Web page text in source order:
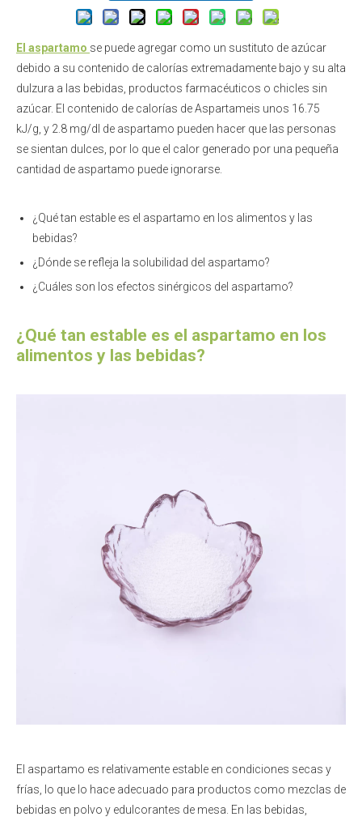
El aspartamo se puede agregar como un sustituto de azúcar
debido a su contenido de calorías extremadamente bajo y su alta
dulzura a las bebidas, productos farmacéuticos o chicles sin
azúcar. El contenido de calorías de Aspartameis unos 16.75
kJ/g, y 2.8 mg/dl de aspartamo pueden hacer que las personas
se sientan dulces, por lo que el calor generado por una pequeña
cantidad de aspartamo puede ignorarse.
¿Qué tan estable es el aspartamo en los alimentos y las
bebidas?
¿Dónde se refleja la solubilidad del aspartamo?
¿Cuáles son los efectos sinérgicos del aspartamo?
¿Qué tan estable es el aspartamo en los
alimentos y las bebidas?
El aspartamo es relativamente estable en condiciones secas y
frías, lo que lo hace adecuado para productos como mezclas de
bebidas en polvo y edulcorantes de mesa. En las bebidas,